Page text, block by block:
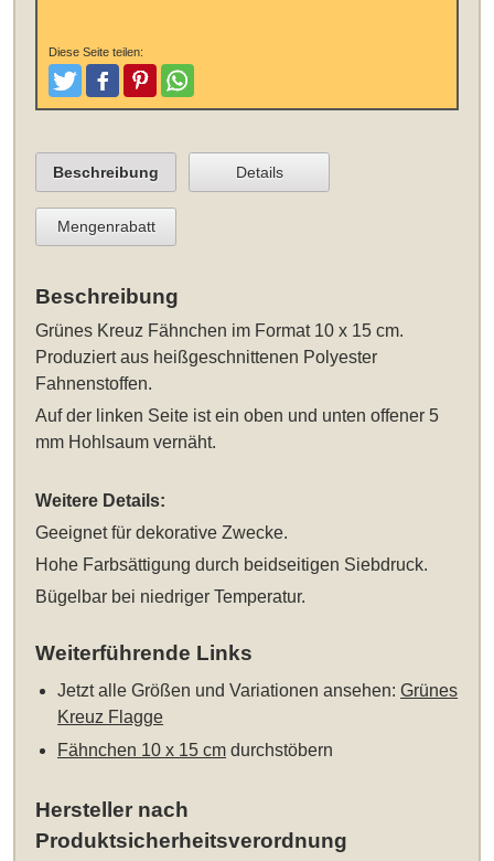
Diese Seite teilen:
TweetenPostenPinterestTeilen
Beschreibung Details
Mengenrabatt
Beschreibung
Grünes Kreuz Fähnchen im Format 10 x 15 cm.
Produziert aus heißgeschnittenen Polyester
Fahnenstoffen.
Auf der linken Seite ist ein oben und unten offener 5
mm Hohlsaum vernäht.
Weitere Details:
Geeignet für dekorative Zwecke.
Hohe Farbsättigung durch beidseitigen Siebdruck.
Bügelbar bei niedriger Temperatur.
Weiterführende Links
Jetzt alle Größen und Variationen ansehen:Grünes
Kreuz Flagge
Fähnchen 10 x 15 cm durchstöbern
Hersteller nach
Produktsicherheitsverordnung